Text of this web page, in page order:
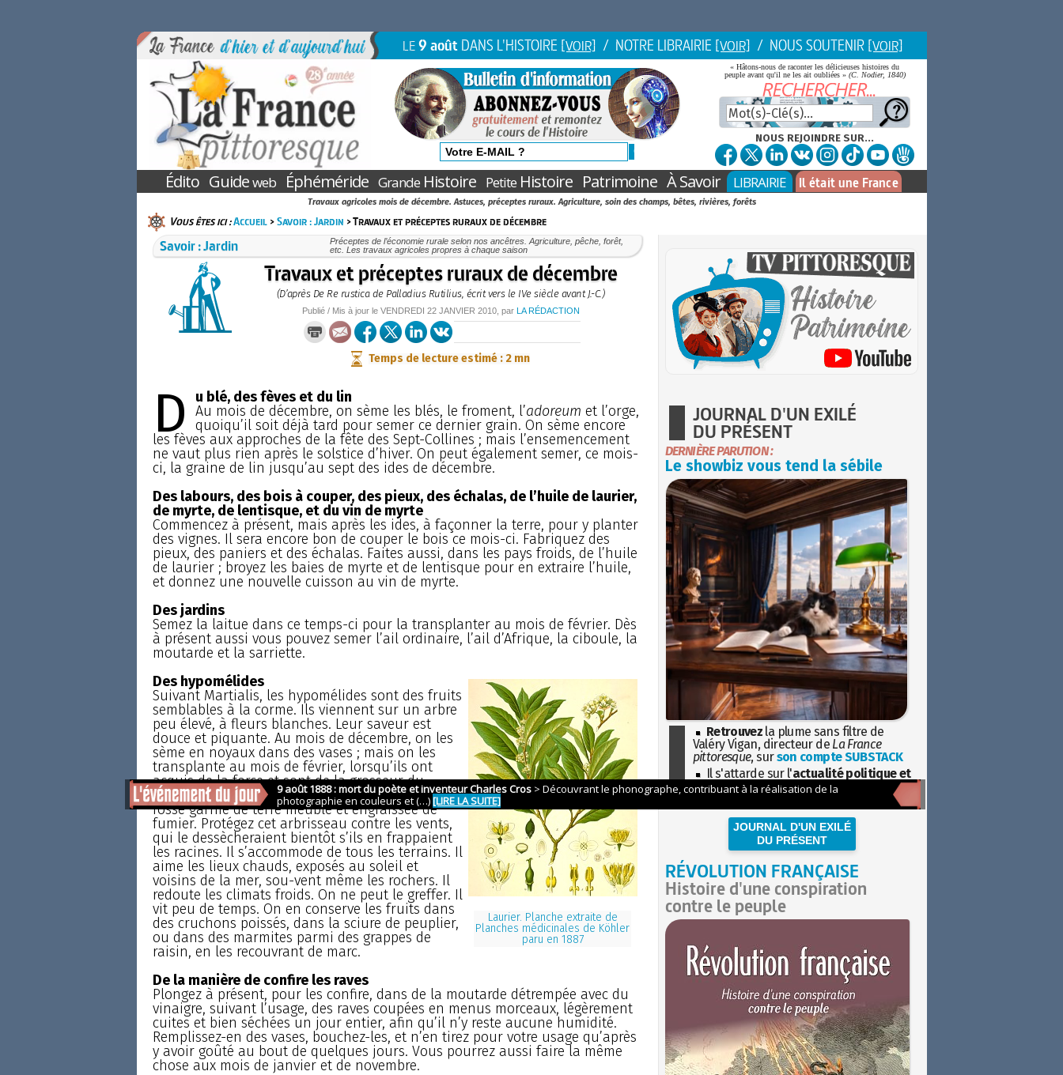
LE9 août DANS L'HISTOIRE [VOIR] / NOTRE LIBRAIRIE [VOIR] / NOUS SOUTENIR [VOIR]
« Hâtons-nous de raconter les délicieuses histoires du
peuple avant qu'il ne les ait oubliées » (C. Nodier, 1840)
NOUS REJOINDRE SUR...
Édito Guideweb Éphéméride GrandeHistoire PetiteHistoire Patrimoine À Savoir LIBRAIRIE Il était une France
Travaux agricoles mois de décembre. Astuces, préceptes ruraux. Agriculture, soin des champs, bêtes, rivières, forêts
Vous êtes ici :Accueil>Savoir : Jardin > Travaux et préceptes ruraux de décembre
Savoir : Jardin
Préceptes de l’économie rurale selon nos ancêtres. Agriculture, pêche, forêt,
etc. Les travaux agricoles propres à chaque saison
Travaux et préceptes ruraux de décembre
(D’après De Re rustica de Palladius Rutilius, écrit vers le IVe siècle avant J.-C.)
Publié / Mis à jour le VENDREDI 22 JANVIER 2010, par LA RÉDACTION
Temps de lecture estimé : 2 mn
D
u blé, des fèves et du lin
Au mois de décembre, on sème les blés, le froment, l’adoreum et l’orge,
quoiqu’il soit déjà tard pour semer ce dernier grain. On sème encore
les fèves aux approches de la fête des Sept-Collines ; mais l’ensemencement
ne vaut plus rien après le solstice d’hiver. On peut également semer, ce mois-
ci, la graine de lin jusqu’au sept des ides de décembre.
Des labours, des bois à couper, des pieux, des échalas, de l’huile de laurier,
de myrte, de lentisque, et du vin de myrte
Commencez à présent, mais après les ides, à façonner la terre, pour y planter
des vignes. Il sera encore bon de couper le bois ce mois-ci. Fabriquez des
pieux, des paniers et des échalas. Faites aussi, dans les pays froids, de l’huile
de laurier ; broyez les baies de myrte et de lentisque pour en extraire l’huile,
et donnez une nouvelle cuisson au vin de myrte.
Des jardins
Semez la laitue dans ce temps-ci pour la transplanter au mois de février. Dès
à présent aussi vous pouvez semer l’ail ordinaire, l’ail d’Afrique, la ciboule, la
moutarde et la sarriette.
Laurier. Planche extraite de
Planches médicinales de Köhler
paru en 1887
Des hypomélides
Suivant Martialis, les hypomélides sont des fruits
semblables à la corme. Ils viennent sur un arbre
peu élevé, à fleurs blanches. Leur saveur est
douce et piquante. Au mois de décembre, on les
sème en noyaux dans des vases ; mais on les
transplante au mois de février, lorsqu’ils ont
acquis de la force et sont de la grosseur du
pouce, pour les déposer dans une très petite
fosse garnie de terre meuble et engraissée de
fumier. Protégez cet arbrisseau contre les vents,
qui le dessècheraient bientôt s’ils en frappaient
les racines. Il s’accommode de tous les terrains. Il
aime les lieux chauds, exposés au soleil et
voisins de la mer, sou-vent même les rochers. Il
redoute les climats froids. On ne peut le greffer. Il
vit peu de temps. On en conserve les fruits dans
des cruchons poissés, dans la sciure de peuplier,
ou dans des marmites parmi des grappes de
raisin, en les recouvrant de marc.
De la manière de confire les raves
Plongez à présent, pour les confire, dans de la moutarde détrempée avec du
vinaigre, suivant l’usage, des raves coupées en menus morceaux, légèrement
cuites et bien séchées un jour entier, afin qu’il n’y reste aucune humidité.
Remplissez-en des vases, bouchez-les, et n’en tirez pour votre usage qu’après
y avoir goûté au bout de quelques jours. Vous pourrez aussi faire la même
chose aux mois de janvier et de novembre.
JOURNAL D'UN EXILÉ
DU PRÉSENT
DERNIÈRE PARUTION :
Le showbiz vous tend la sébile
Retrouvez la plume sans filtre de
Valéry Vigan, directeur de La France
pittoresque, surson compte SUBSTACK
Il s'attarde sur l'actualité politique et
sociétaleavec la hauteur de vue de
JOURNAL D'UN EXILÉ
DU PRÉSENT
RÉVOLUTION FRANÇAISE
Histoire d'une conspiration
contre le peuple